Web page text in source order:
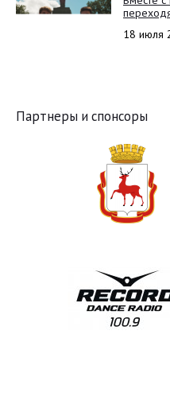
18 июля
Партнеры и спонсоры